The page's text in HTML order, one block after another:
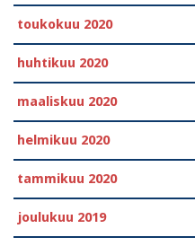
toukokuu 2020
huhtikuu 2020
maaliskuu 2020
helmikuu 2020
tammikuu 2020
joulukuu 2019